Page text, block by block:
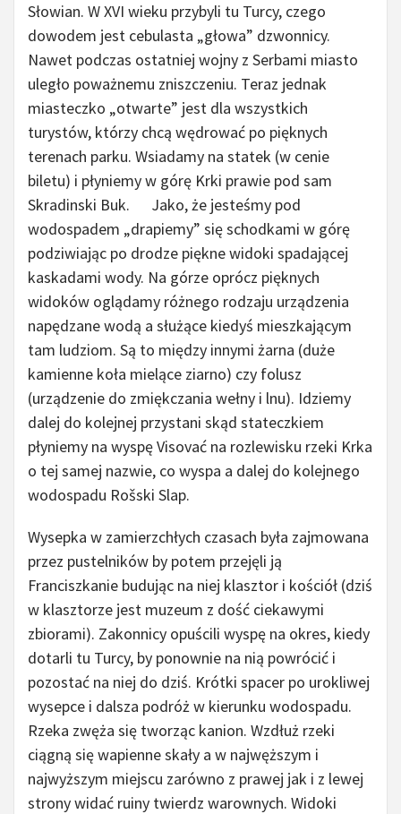
Słowian. W XVI wieku przybyli tu Turcy, czego
dowodem jest cebulasta „głowa” dzwonnicy.
Nawet podczas ostatniej wojny z Serbami miasto
uległo poważnemu zniszczeniu. Teraz jednak
miasteczko „otwarte” jest dla wszystkich
turystów, którzy chcą wędrować po pięknych
terenach parku. Wsiadamy na statek (w cenie
biletu) i płyniemy w górę Krki prawie pod sam
Skradinski Buk.
Jako, że jesteśmy pod
wodospadem „drapiemy” się schodkami w górę
podziwiając po drodze piękne widoki spadającej
kaskadami wody. Na górze oprócz pięknych
widoków oglądamy różnego rodzaju urządzenia
napędzane wodą a służące kiedyś mieszkającym
tam ludziom. Są to między innymi żarna (duże
kamienne koła mielące ziarno) czy folusz
(urządzenie do zmiękczania wełny i lnu). Idziemy
dalej do kolejnej przystani skąd stateczkiem
płyniemy na wyspę Visovać na rozlewisku rzeki Krka
o tej samej nazwie, co wyspa a dalej do kolejnego
wodospadu Rošski Slap.
Wysepka w zamierzchłych czasach była zajmowana
przez pustelników by potem przejęli ją
Franciszkanie budując na niej klasztor i kościół (dziś
w klasztorze jest muzeum z dość ciekawymi
zbiorami). Zakonnicy opuścili wyspę na okres, kiedy
dotarli tu Turcy, by ponownie na nią powrócić i
pozostać na niej do dziś. Krótki spacer po urokliwej
wysepce i dalsza podróż w kierunku wodospadu.
Rzeka zwęża się tworząc kanion. Wzdłuż rzeki
ciągną się wapienne skały a w najwęższym i
najwyższym miejscu zarówno z prawej jak i z lewej
strony widać ruiny twierdz warownych. Widoki